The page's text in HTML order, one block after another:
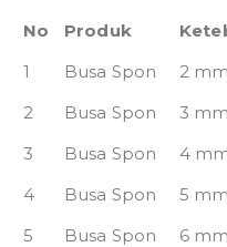
No Produk
1
Busa Spon 2 mm
2
Busa Spon 3 mm
3
Busa Spon 4
4
Busa Spon 5 mm
5
Busa Spon 6 mm